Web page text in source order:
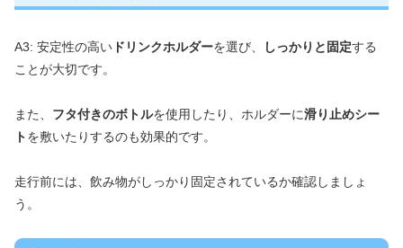
A3: 安定性の高い ドリンクホルダーを選び、 しっかりと固定する
ことが大切です。
また、 フタ付きのボトルを使用したり、ホルダーに滑り止めシー
トを敷いたりするのも効果的です。
走行前には、飲み物がしっかり固定されているか確認しましょ
う。